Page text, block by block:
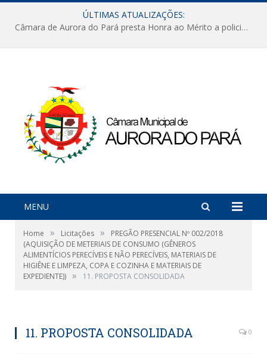
ÚLTIMAS ATUALIZAÇÕES:
Câmara de Aurora do Pará presta Honra ao Mérito a policiais militares em sessão marcada por reconhecimento e emoção
MENU
Home » Licitações »
PREGÃO PRESENCIAL Nº 002/2018
(AQUISIÇÃO DE METERIAIS DE CONSUMO (GÊNEROS
ALIMENTÍCIOS PERECÍVEIS E NÃO PERECÍVEIS, MATERIAIS DE
HIGIÊNE E LIMPEZA, COPA E COZINHA E MATERIAIS DE
EXPEDIENTE)) » 11. PROPOSTA CONSOLIDADA
11. PROPOSTA CONSOLIDADA 0